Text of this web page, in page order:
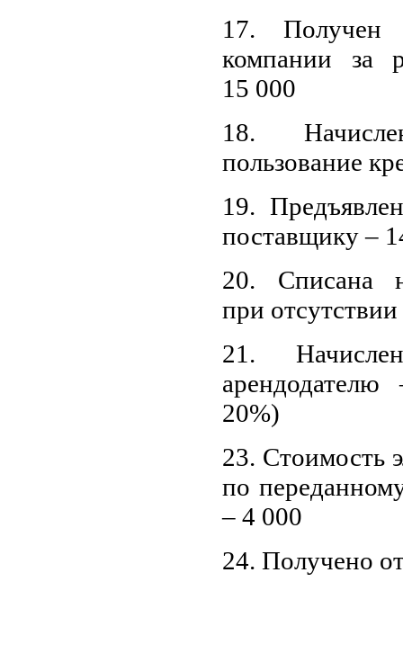
17. Получен
компании за
15 000
18.
пользование
19.
поставщику –
20. Списана
при
21.
20%)
23. Стоимость
по
– 4 000
24. Получено